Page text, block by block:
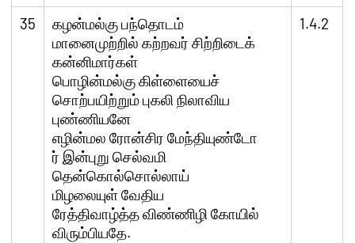
35
கழன்மல்கு பந்தொடம்
மானைமுற்றில் கற்றவர் சிற்றிடைக்
கன்னிமார்கள்
பொழின்மல்கு கிள்ளையைச்
சொற்பயிற்றும் புகலி நிலாவிய
புண்ணியனே
எழின்மல ரோன்சிர மேந்தியுண்டோ
ர் இன்புறு செல்வமி
தென்கொல்சொல்லாய்
மிழலையுள் வேதிய
ரேத்திவாழ்த்த விண்ணிழி கோயில்
விரும்பியதே.
1.4.2